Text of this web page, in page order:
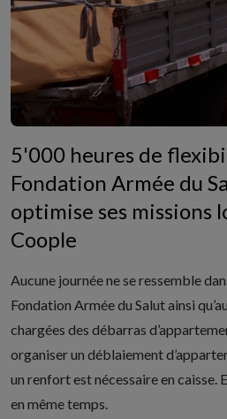
5'000 heures de
Fondation Armée du
optimise ses missions
Coople
Aucune journée ne se ressemble
Fondation Armée du Salutainsi
chargées des débarras
organiser un déblaiement
un renfort est nécessaire en
en même temps.